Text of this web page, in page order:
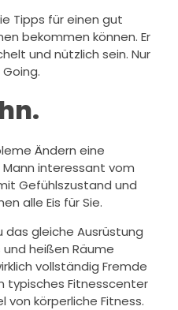
Tipps für einen gut
bekommen können. Er
und nützlich sein. Nur
Ändern eine
Mann interessant vom
Gefühlszustand und
alle Eis für Sie.
das gleiche Ausrüstung
heißen Räume
vollständig Fremde
typisches Fitnesscenter
von körperliche Fitness.